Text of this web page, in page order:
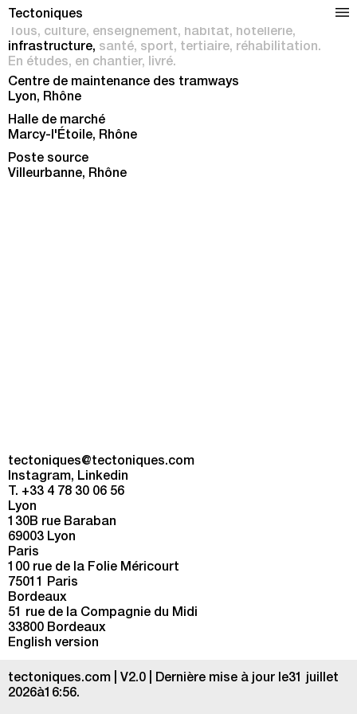
Tectoniques
Sélection de projets
Tous
culture enseignement habitat
hôtellerie
infrastructure santé sport tertiaire réhabilitation
En études
en chantier livré
Centre de maintenance des tramways
Lyon, Rhône
Halle de marché
Marcy-l'Étoile, Rhône
Poste source
Villeurbanne, Rhône
tectoniques@tectoniques.com
Instagram Linkedin
T. +33 4 78 30 06 56
Lyon
130B rue Baraban
69003 Lyon
Paris
100 rue de la Folie Méricourt
75011 Paris
Bordeaux
51 rue de la Compagnie du Midi
33800 Bordeaux
English version
tectoniques.com | V2.0 | Dernière mise à jour le31 juillet
2026à16:56.